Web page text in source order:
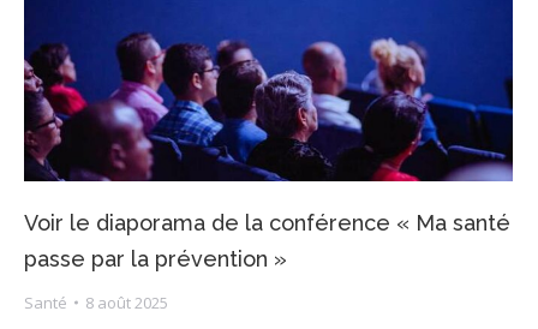
Voir le diaporama de la conférence « Ma santé
passe par la prévention »
Santé
8 août 2025